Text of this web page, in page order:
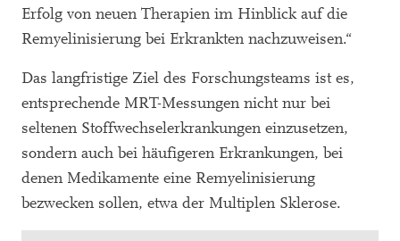
Erfolg von neuen Therapien im Hinblick auf die
Remyelinisierung bei Erkrankten nachzuweisen.“
Das langfristige Ziel des Forschungsteams ist es,
entsprechende MRT-Messungen nicht nur bei
seltenen Stoffwechselerkrankungen einzusetzen,
sondern auch bei häufigeren Erkrankungen, bei
denen Medikamente eine Remyelinisierung
bezwecken sollen, etwa der Multiplen Sklerose.